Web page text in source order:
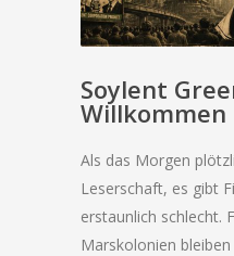
Soylent
Willkommen
Als das Morgen
Leserschaft, es gibt
erstaunlich schlecht.
Marskolonien bleiben